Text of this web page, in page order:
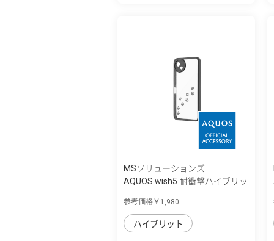
MSソリューションズ
AQUOS wish5 耐衝撃ハイブリッ
参考価格￥1,980
ハイブリット